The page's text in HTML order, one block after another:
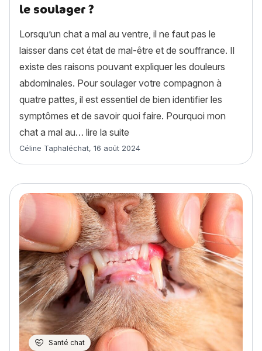
le soulager ?
Lorsqu’un chat a mal au ventre, il ne faut pas le
laisser dans cet état de mal-être et de souffrance. Il
existe des raisons pouvant expliquer les douleurs
abdominales. Pour soulager votre compagnon à
quatre pattes, il est essentiel de bien identifier les
symptômes et de savoir quoi faire. Pourquoi mon
chat a mal au… lire la suite
Article rédigé par
Céline Taphaléchat, 16 août 2024
Santé chat